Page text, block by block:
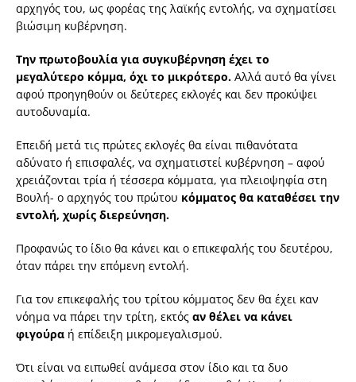
αρχηγός του, ως φορέας της λαϊκής εντολής, να σχηματίσει
βιώσιμη κυβέρνηση.
Την πρωτοβουλία για συγκυβέρνηση έχει το
μεγαλύτερο κόμμα, όχι το μικρότερο. Αλλά αυτό θα γίνει
αφού προηγηθούν οι δεύτερες εκλογές και δεν προκύψει
αυτοδυναμία.
Επειδή μετά τις πρώτες εκλογές θα είναι πιθανότατα
αδύνατο ή επισφαλές, να σχηματιστεί κυβέρνηση – αφού
χρειάζονται τρία ή τέσσερα κόμματα, για πλειοψηφία στη
Βουλή- ο αρχηγός του πρώτου κόμματος θα καταθέσει την
εντολή, χωρίς διερεύνηση.
Προφανώς το ίδιο θα κάνει και ο επικεφαλής του δευτέρου,
όταν πάρει την επόμενη εντολή.
Για τον επικεφαλής του τρίτου κόμματος δεν θα έχει καν
νόημα να πάρει την τρίτη, εκτός αν θέλει να κάνει
φιγούρα ή επίδειξη μικρομεγαλισμού.
Ότι είναι να ειπωθεί ανάμεσα στον ίδιο και τα δυο